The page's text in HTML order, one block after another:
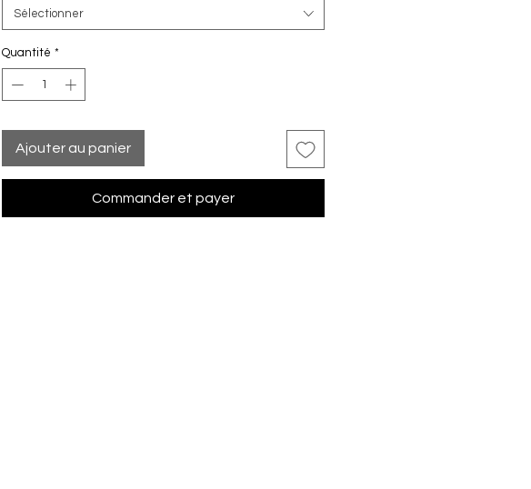
Sélectionner
Quantité *
Ajouter au panier
Commander et payer